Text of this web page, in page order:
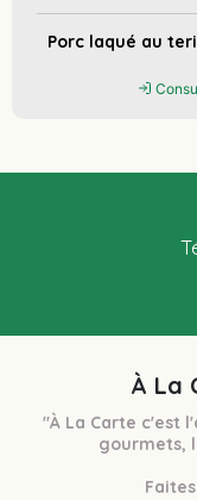
Porc laqué au
À La
"À La Carte c'est
gourmets,